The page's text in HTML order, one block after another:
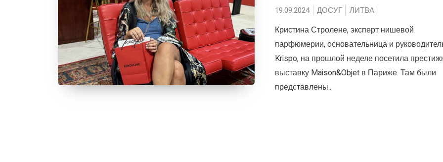
19.09.2024 ДОСУГ ЛИТВА
Кристина Стролене, эксперт нишевой
парфюмерии, основательница и
Krispo, на прошлой неделе посетила
выставку Maison&Objet в Париже. Там были
представлены...